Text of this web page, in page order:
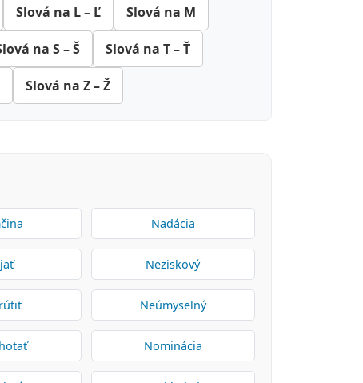
Slová na L – Ľ Slová na M
na S – Š Slová na T – Ť
Slová na Z – Ž
Nadácia
Neziskový
Neúmyselný
Nominácia